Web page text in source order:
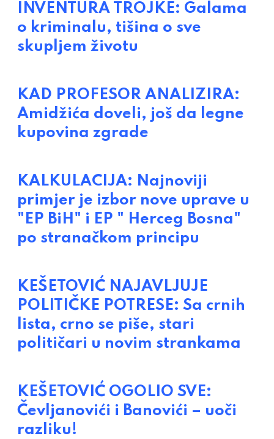
INVENTURA TROJKE: Galama
o kriminalu, tišina o sve
skupljem životu
KAD PROFESOR ANALIZIRA:
Amidžića doveli, još da legne
kupovina zgrade
KALKULACIJA: Najnoviji
primjer je izbor nove uprave u
"EP BiH" i EP " Herceg Bosna"
po stranačkom principu
KEŠETOVIĆ NAJAVLJUJE
POLITIČKE POTRESE: Sa crnih
lista, crno se piše, stari
političari u novim strankama
KEŠETOVIĆ OGOLIO SVE:
Čevljanovići i Banovići – uoči
razliku!